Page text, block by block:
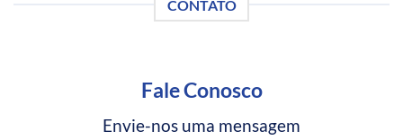
CONTATO
Fale Conosco
Envie-nos uma mensagem